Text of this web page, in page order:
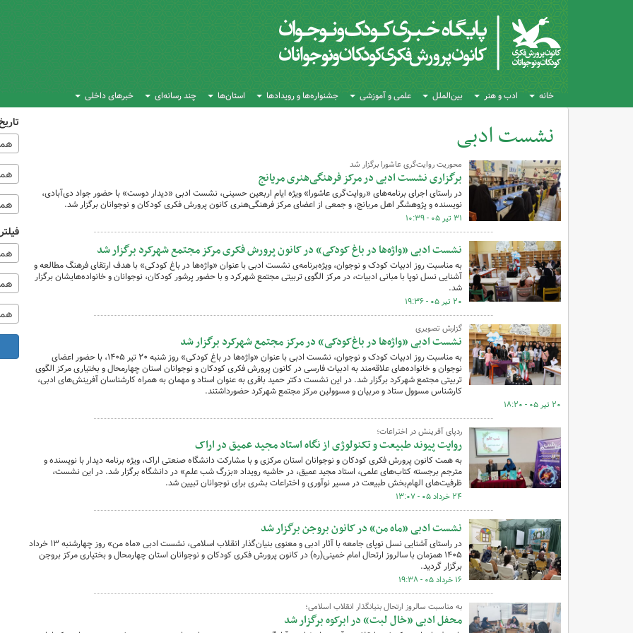
خانه ادب و هنر بین‌الملل علمی و آموزشی جشنواره‌ها و رویدادها استان‌ها چند رسانه‌ای خبرهای داخلی
نشست ادبی
کل اخبار:173 محوریت روایت‌گری عاشورا برگزار شد
برگزاری نشست ادبی در مرکز فرهنگی‌هنری مریانج
در راستای اجرای برنامه‌های «روایت‌گری عاشورا» ویژه ایام اربعین حسینی، نشست ادبی «دیدار دوست» با حضور جواد دی‌آبادی،
نویسنده و پژوهشگر اهل مریانج، و جمعی از اعضای مرکز فرهنگی‌هنری کانون پرورش فکری کودکان و نوجوانان برگزار شد.
۳۱ تیر ۰۵ - ۱۰:۳۹
نشست ادبی «واژه‌ها در باغ کودکی» در کانون پرورش فکری مرکز مجتمع شهرکرد برگزار شد
به مناسبت روز ادبیات کودک و نوجوان، ویژه‌برنامه‌ی نشست ادبی با عنوان «واژه‌ها در باغ کودکی» با هدف ارتقای فرهنگ مطالعه و
آشنایی نسل نوپا با مبانی ادبیات، در مرکز الگوی تربیتی مجتمع شهرکرد و با حضور پرشور کودکان، نوجوانان و خانواده‌هایشان برگزار
شد.
۲۰ تیر ۰۵ - ۱۹:۳۶
گزارش تصویری
نشست ادبی «واژه‌ها در باغ‌کودکی» در مرکز مجتمع شهرکرد برگزار شد
به مناسبت روز ادبیات کودک و نوجوان، نشست ادبی با عنوان «واژه‌ها در باغ کودکی» روز شنبه ۲۰ تیر ۱۴۰۵، با حضور اعضای
نوجوان و خانواده‌های علاقه‌مند به ادبیات فارسی در کانون پرورش فکری کودکان و نوجوانان استان چهارمحال و بختیاری مرکز الگوی
تربیتی مجتمع شهرکرد برگزار شد. در این نشست دکتر حمید باقری به عنوان استاد و مهمان به همراه کارشناسان آفرینش‌های ادبی،
کارشناس مسوول ستاد و مربیان و مسوولین مرکز مجتمع شهرکرد حضورداشتند.
۲۰ تیر ۰۵ - ۱۸:۲۰
ردپای آفرینش در اختراعات؛
روایت پیوند طبیعت و تکنولوژی از نگاه استاد مجید عمیق در اراک
به همت کانون پرورش فکری کودکان و نوجوانان استان مرکزی و با مشارکت دانشگاه صنعتی اراک، ویژه برنامه دیدار با نویسنده و
مترجم برجسته کتاب‌های علمی، استاد مجید عمیق، در حاشیه رویداد «بزرگ شب علم» در دانشگاه برگزار شد. در این نشست،
ظرفیت‌های الهام‌بخش طبیعت در مسیر نوآوری و اختراعات بشری برای نوجوانان تبیین شد.
۲۴ خرداد ۰۵ - ۱۳:۰۷
نشست ادبی «ماه من» در کانون بروجن برگزار شد
در راستای آشنایی نسل نوپای جامعه با آثار ادبی و معنوی بنیان‌گذار انقلاب اسلامی، نشست ادبی «ماه من» روز چهارشنبه ۱۳ خرداد
۱۴۰۵ همزمان با سالروز ارتحال امام خمینی(ره) در کانون پرورش فکری کودکان و نوجوانان استان چهارمحال و بختیاری مرکز بروجن
برگزار گردید.
۱۶ خرداد ۰۵ - ۱۹:۳۸
به مناسبت سالروز ارتحال بنیانگذار انقلاب اسلامی؛
محفل ادبی «خال لبت» در ابرکوه برگزار شد